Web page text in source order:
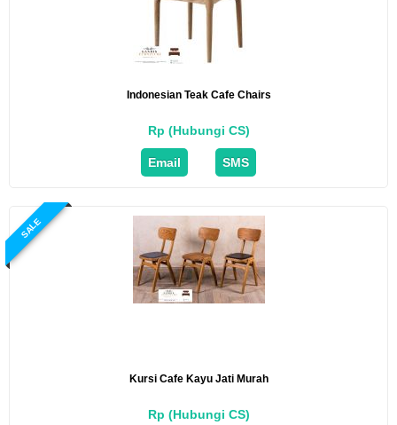
Indonesian Teak Cafe Chairs
Rp (Hubungi CS)
Email SMS
SALE
Kursi Cafe Kayu Jati Murah
Rp (Hubungi CS)